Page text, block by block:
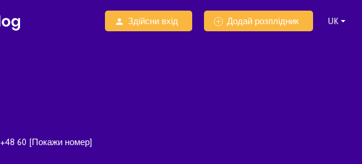
Здійсни вхід Додай розплідник
+48 60 [Покажи номер]